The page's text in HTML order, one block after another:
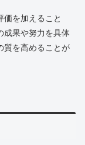
価を加えること
成果や努力を具体
質を高めることが